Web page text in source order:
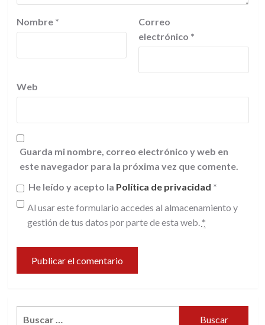
Nombre *
Correo
electrónico *
Web
Guarda mi nombre, correo electrónico y web en
este navegador para la próxima vez que comente.
He leído y acepto la Política de privacidad *
Al usar este formulario accedes al almacenamiento y
gestión de tus datos por parte de esta web. *